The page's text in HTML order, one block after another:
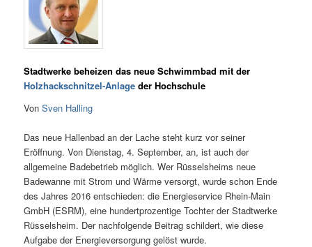
Stadtwerke beheizen das neue Schwimmbad mit der
Holzhackschnitzel-Anlage der Hochschule
VonSven Halling
Das neue Hallenbad an der Lache steht kurz vor seiner
Eröffnung. Von Dienstag, 4. September, an, ist auch der
allgemeine Badebetrieb möglich. Wer Rüsselsheims neue
Badewanne mit Strom und Wärme versorgt, wurde schon Ende
des Jahres 2016 entschieden: die Energieservice Rhein-Main
GmbH (ESRM), eine hundertprozentige Tochter der Stadtwerke
Rüsselsheim. Der nachfolgende Beitrag schildert, wie diese
Aufgabe der Energieversorgung gelöst wurde.